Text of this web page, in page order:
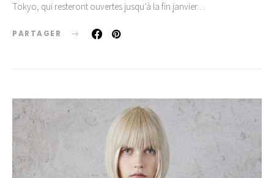
Tokyo, qui resteront ouvertes jusqu’à la fin janvier…
PARTAGER